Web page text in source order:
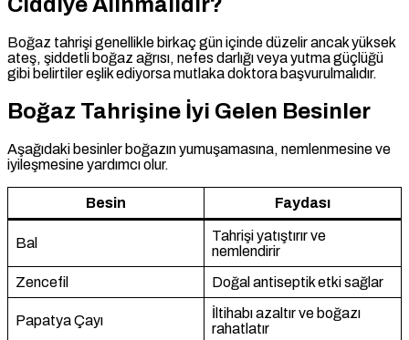
Boğaz tahrişi genellikle birkaç gün içinde düzelir ancak yüksek
ateş, şiddetli boğaz ağrısı, nefes darlığı veya yutma güçlüğü
gibi belirtiler eşlik ediyorsa mutlaka doktora başvurulmalıdır.
Boğaz Tahrişine İyi Gelen Besinler
Aşağıdaki besinler boğazın yumuşamasına, nemlenmesine ve
iyileşmesine yardımcı olur.
Besin Faydası
Bal
Tahrişi yatıştırır ve
nemlendirir
Zencefil
Doğal antiseptik etki sağlar
Papatya Çayı
İltihabı azaltır ve boğazı
rahatlatır